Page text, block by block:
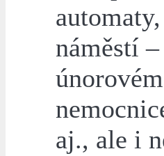
náměstí
aj., ale i